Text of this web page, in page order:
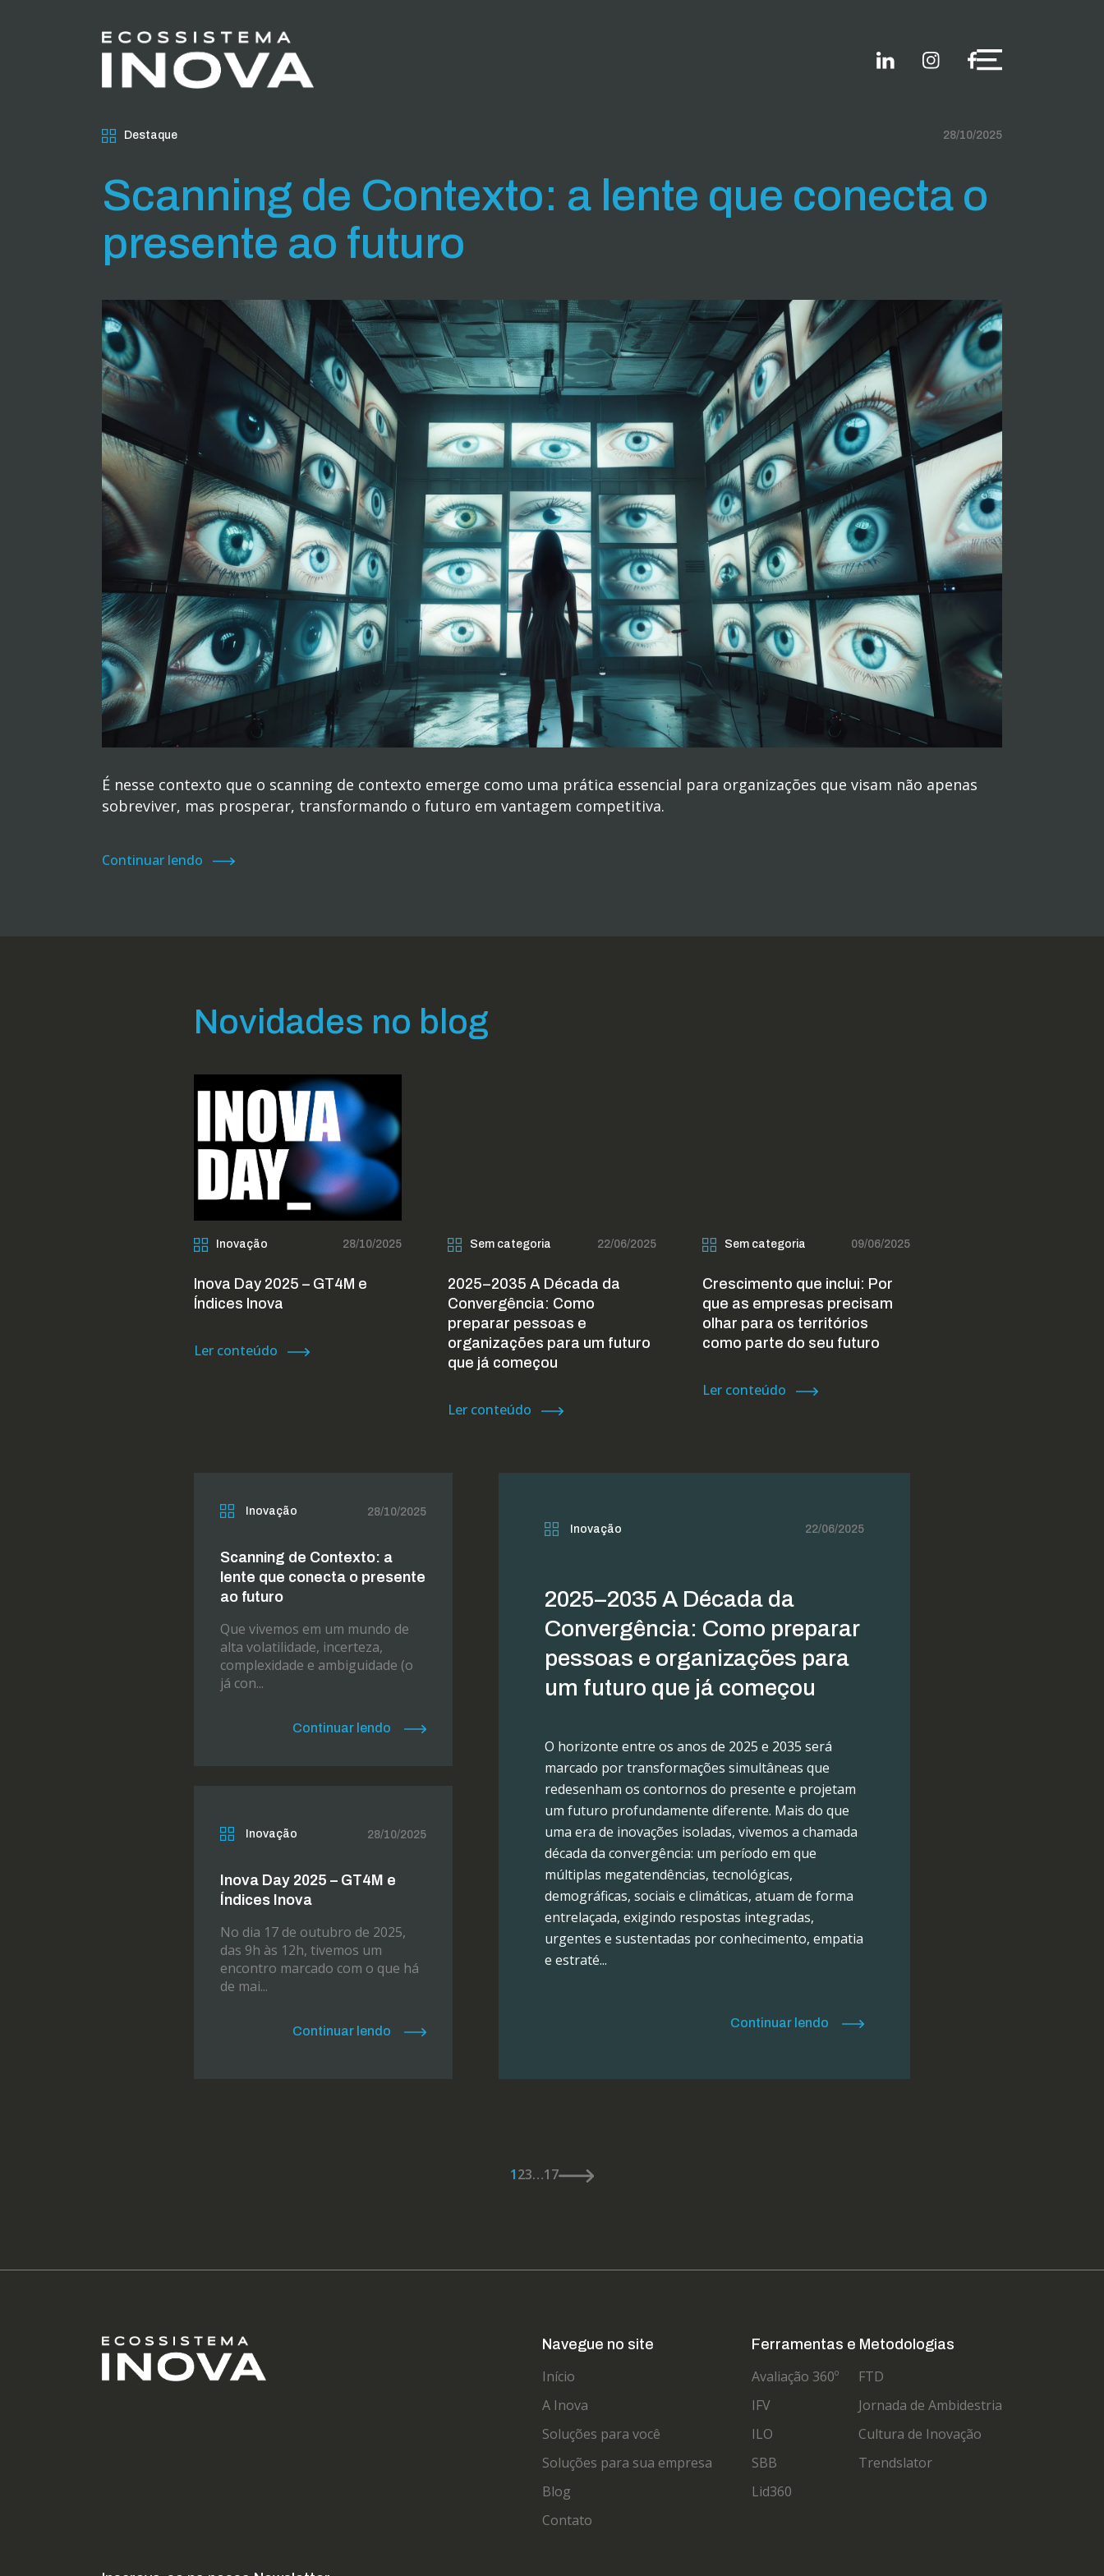
Destaque 28/10/2025
Scanning de Contexto: a lente que conecta o
presente ao futuro
É nesse contexto que o scanning de contexto emerge como uma prática essencial para organizações que visam não apenas
sobreviver, mas prosperar, transformando o futuro em vantagem competitiva.
Continuar lendo
Novidades no blog
Inovação 28/10/2025
Inova Day 2025 – GT4M e
Índices Inova
Ler conteúdo
Sem categoria 22/06/2025
2025–2035 A Década da
Convergência: Como
preparar pessoas e
organizações para um futuro
que já começou
Ler conteúdo
Sem categoria 09/06/2025
Crescimento que inclui: Por
que as empresas precisam
olhar para os territórios
como parte do seu futuro
Ler conteúdo
Inovação 28/10/2025
Scanning de Contexto: a
lente que conecta o presente
ao futuro
Que vivemos em um mundo de
alta volatilidade, incerteza,
complexidade e ambiguidade (o
já con...
Continuar lendo
Inovação 28/10/2025
Inova Day 2025 – GT4M e
Índices Inova
No dia 17 de outubro de 2025,
das 9h às 12h, tivemos um
encontro marcado com o que há
de mai...
Continuar lendo
Inovação 22/06/2025
2025–2035 A Década da
Convergência: Como preparar
pessoas e organizações para
um futuro que já começou
O horizonte entre os anos de 2025 e 2035 será
marcado por transformações simultâneas que
redesenham os contornos do presente e projetam
um futuro profundamente diferente. Mais do que
uma era de inovações isoladas, vivemos a chamada
década da convergência: um período em que
múltiplas megatendências, tecnológicas,
demográficas, sociais e climáticas, atuam de forma
entrelaçada, exigindo respostas integradas,
urgentes e sustentadas por conhecimento, empatia
e estraté...
Continuar lendo
123…17
Navegue no site
Início
A Inova
Soluções para você
Soluções para sua empresa
Blog
Contato
Ferramentas e Metodologias
Avaliação 360º
IFV
ILO
SBB
Lid360
FTD
Jornada de Ambidestria
Cultura de Inovação
Trendslator